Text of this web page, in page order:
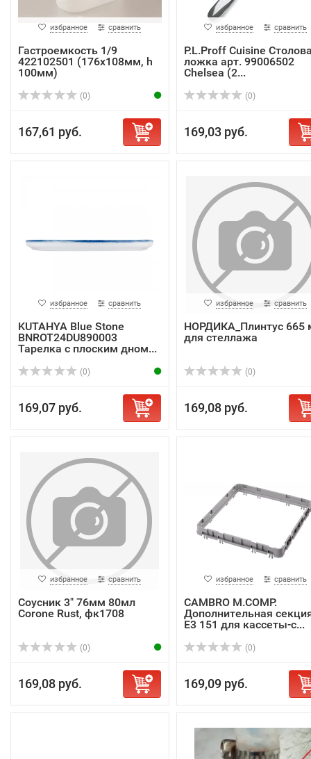
избранное сравнить
Гастроемкость 1/9
422102501 (176х108мм, h
100мм)
(0)
167,61 руб.
избранное сравнить
P.L.Proff Cuisine
ложка арт. 99006502
Chelsea (2...
(0)
169,03 руб.
избранное сравнить
KUTAHYA Blue Stone
BNROT24DU890003
Тарелка с плоским дном...
(0)
169,07 руб.
избранное сравнить
НОРДИКА_Плинтус 665
для стеллажа
(0)
169,08 руб.
избранное сравнить
Соусник 3" 76мм 80мл
Corone Rust, фк1708
(0)
169,08 руб.
избранное сравнить
CAMBRO M.COMP.
Дополнительная
E3 151 для кассеты-с...
(0)
169,09 руб.